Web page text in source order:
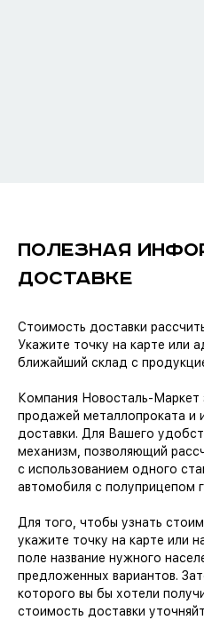
ПОЛЕЗНАЯ
ДОСТАВКЕ
Стоимость доставки
Укажите точку на карте или
ближайший склад с
Компания Новосталь-Маркет
продажей металлопроката и
доставки. Для Вашего
механизм, позволяющий
с использованием одного
автомобиля с полуприцепом
Для того, чтобы узнать
укажите точку на карте или
поле название нужного
предложенных вариантов.
которого вы бы хотели
стоимость доставки